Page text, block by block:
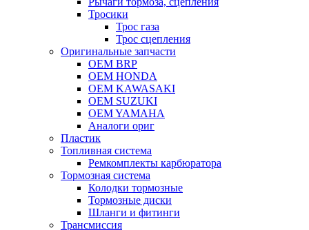
Тросики
Трос газа
Трос сцепления
Оригинальные запчасти
OEM BRP
OEM HONDA
OEM KAWASAKI
OEM SUZUKI
OEM YAMAHA
Аналоги ориг
Пластик
Топливная система
Ремкомплекты карбюратора
Тормозная система
Колодки тормозные
Тормозные диски
Шланги и фитинги
Трансмиссия